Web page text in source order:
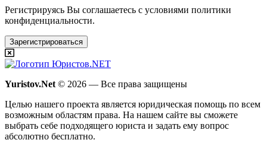
Регистрируясь Вы соглашаетесь с условиями политики
конфиденциальности.
Зарегистрироваться
Yuristov.Net © 2026 — Все права защищены
Целью нашего проекта является юридическая помощь по всем
возможным областям права. На нашем сайте вы сможете
выбрать себе подходящего юриста и задать ему вопрос
абсолютно бесплатно.